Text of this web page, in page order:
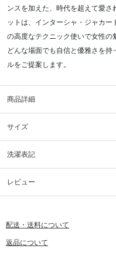
ンスを加えた、時代を超えて愛さ
ットは、インターシャ・ジャカ
の高度なテクニック使いで女性の
どんな場面でも自信と優雅さを
ルをご提案します。
商品詳細
サイズ
洗濯表記
レビュー
配送・送料について
返品について